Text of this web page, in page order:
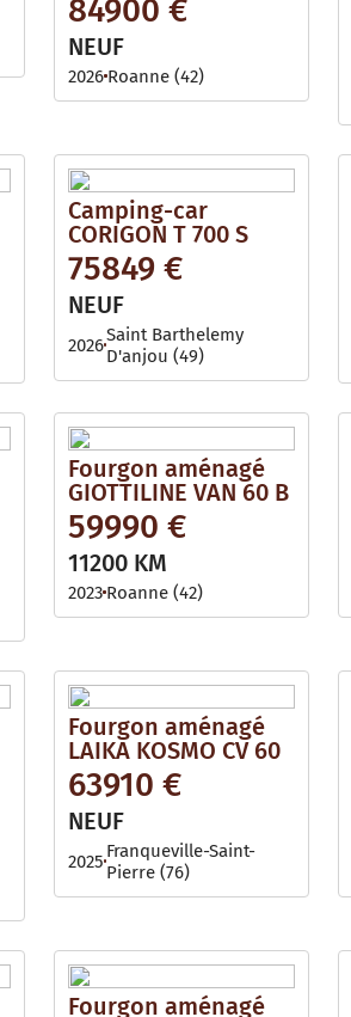
84900 €
NEUF
2026 Roanne (42)
Camping-car
CORIGON T 700 S
75849 €
NEUF
2026Saint Barthelemy
D'anjou (49)
Fourgon aménagé
GIOTTILINE VAN 60 B
59990 €
11200 KM
2023 Roanne (42)
Fourgon aménagé
LAIKA KOSMO CV 60
63910 €
NEUF
2025 Franqueville-Saint-
Pierre (76)
Fourgon aménagé